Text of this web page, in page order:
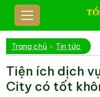
Trang chủ » Tin tức
Tiện ích dịch
City có tốt